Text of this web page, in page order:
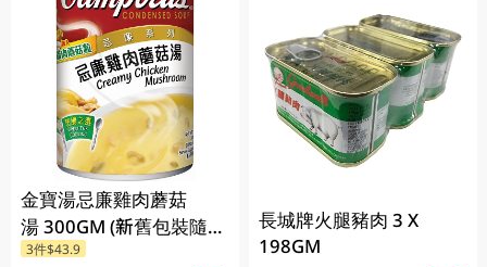
金寶湯忌廉雞肉蘑菇
湯 300GM (新舊包裝隨機
發貨) (包裝隨機發放)
3件$43.9
長城牌火腿豬肉 3 X
198GM